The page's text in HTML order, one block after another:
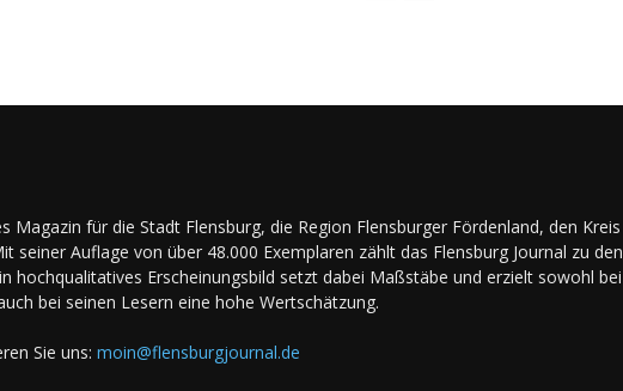
Magazin für die Stadt Flensburg, die Region Flensburger Fördenland, den Kreis
seiner Auflage von über 48.000 Exemplaren zählt das Flensburg Journal zu den
hochqualitatives Erscheinungsbild setzt dabei Maßstäbe und erzielt sowohl bei
bei seinen Lesern eine hohe Wertschätzung.
Sie uns: moin@flensburgjournal.de